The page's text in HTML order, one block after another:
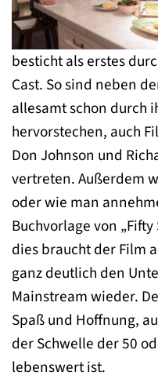
besticht als erstes
Cast. So sind neben
allesamt schon durch
hervorstechen, auch
Don Johnson und
vertreten. Außerdem
oder wie man
Buchvorlage von
dies braucht der Film
ganz deutlich den
Mainstream wieder.
Spaß und Hoffnung,
der Schwelle der 50
lebenswert ist.